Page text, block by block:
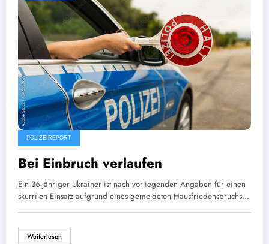
POLIZEIREPORT
Bei Einbruch verlaufen
Ein 36-jähriger Ukrainer ist nach vorliegenden Angaben für einen
skurrilen Einsatz aufgrund eines gemeldeten Hausfriedensbruchs…
Weiterlesen